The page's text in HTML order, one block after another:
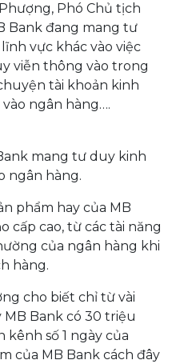
Phó Chủ tịch
Bank đang mang tư
vực khác vào việc
viễn thông vào trong
tài khoản kinh
ngân hàng….
mang tư duy kinh
ngân hàng.
phẩm hay của MB
cấp cao, từ các tài năng
của ngân hàng khi
hàng.
cho biết chỉ từ vài
Bank có 30 triệu
số 1 ngày của
của MB Bank cách đây